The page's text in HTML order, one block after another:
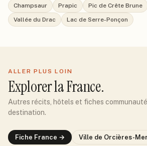
Champsaur
Prapic Pic de Crête Brune
Vallée du Drac
Lac de Serre-Ponçon
ALLER PLUS LOIN
Explorerla France.
Autres récits, hôtels et fiches
destination.
Fiche France → Ville de Orcières-